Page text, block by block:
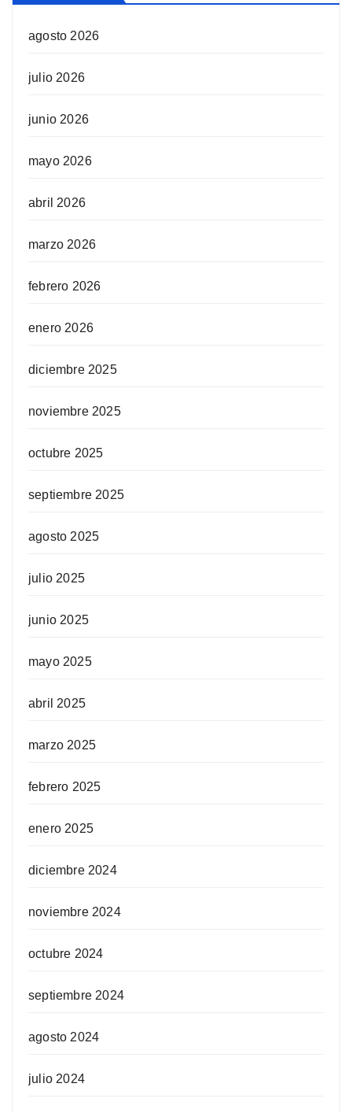
agosto 2026
julio 2026
junio 2026
mayo 2026
abril 2026
marzo 2026
febrero 2026
enero 2026
diciembre 2025
noviembre 2025
octubre 2025
septiembre 2025
agosto 2025
julio 2025
junio 2025
mayo 2025
abril 2025
marzo 2025
febrero 2025
enero 2025
diciembre 2024
noviembre 2024
octubre 2024
septiembre 2024
agosto 2024
julio 2024